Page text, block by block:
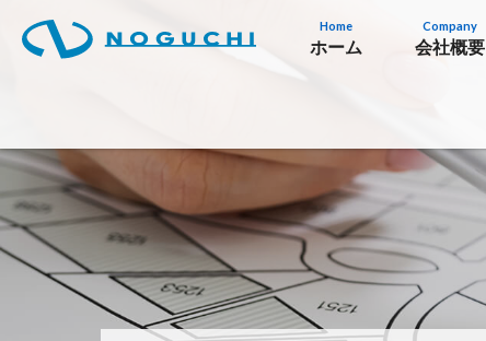
Home
ホーム
Company
会社概要